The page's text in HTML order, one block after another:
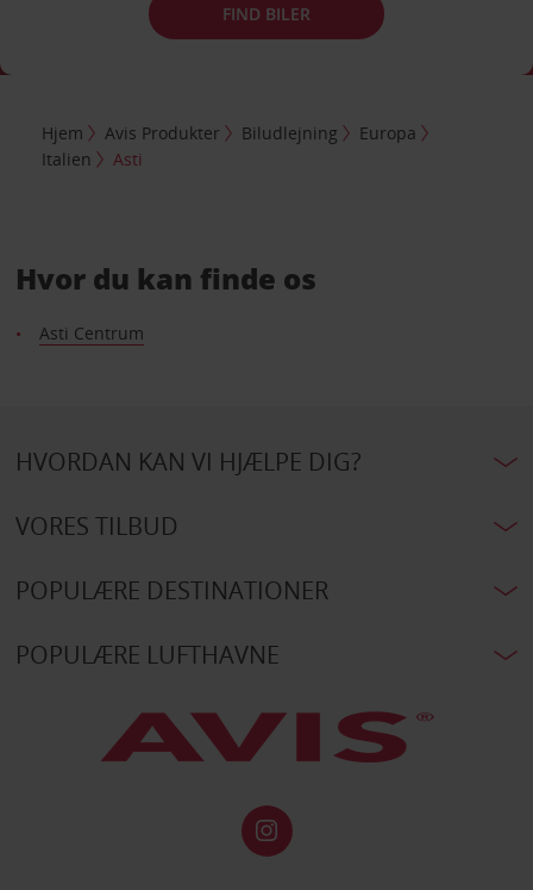
FIND BILER
Hjem Avis Produkter Biludlejning
Europa
Italien
Asti
Hvor du kan finde os
Asti Centrum
HVORDAN KAN VI HJÆLPE DIG?
VORES TILBUD
POPULÆRE DESTINATIONER
POPULÆRE LUFTHAVNE